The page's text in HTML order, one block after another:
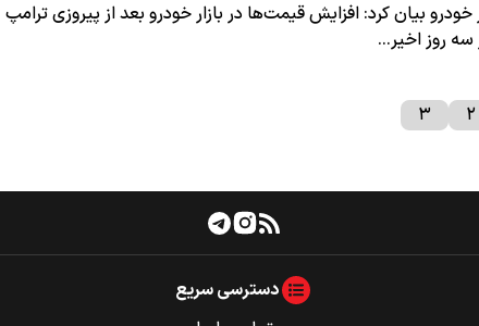
بیان کرد: افزایش قیمت‌ها در بازار خودرو بعد از پیروزی ترامپ
روز اخیر…
۲ ۳
دسترسی سریع